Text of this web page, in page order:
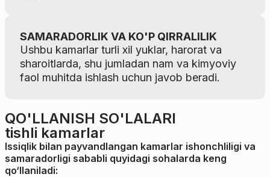
SAMARADORLIK VA KO'P QIRRALILIK
Ushbu kamarlar turli xil yuklar, harorat va
sharoitlarda, shu jumladan nam va kimyoviy
faol muhitda ishlash uchun javob beradi.
QO'LLANISH SO'LALARI
tishli kamarlar
Issiqlik bilan payvandlangan kamarlar ishonchliligi va
samaradorligi sababli quyidagi sohalarda keng
qo‘llaniladi: